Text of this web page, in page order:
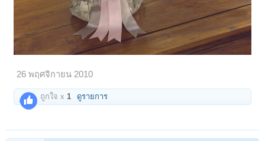
26 พฤศจิกายน 2010
ถูกใจ x 1 ดูรายการ